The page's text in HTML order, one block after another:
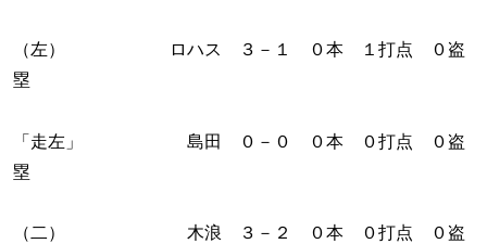
（左） ロハス ３－１ ０本 １打点 ０盗
塁
「走左」 島田 ０－０ ０本 ０打点 ０盗
塁
（二） 木浪 ３－２ ０本 ０打点 ０盗